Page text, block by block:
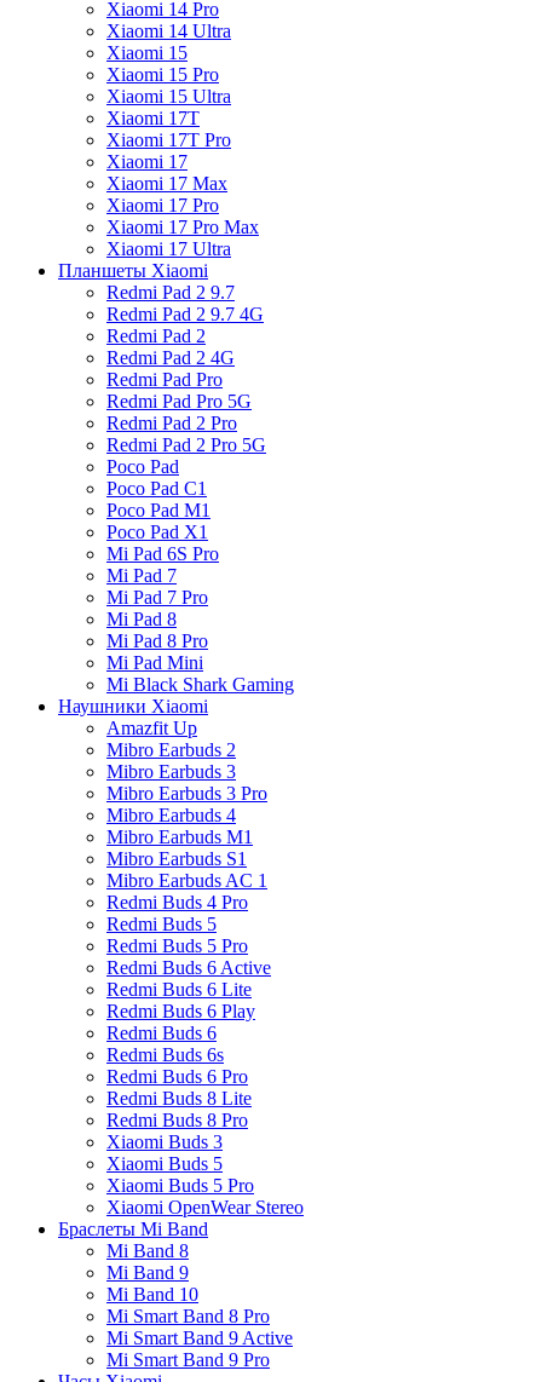
Xiaomi 14 Pro
Xiaomi 14 Ultra
Xiaomi 15
Xiaomi 15 Pro
Xiaomi 15 Ultra
Xiaomi 17T
Xiaomi 17T Pro
Xiaomi 17
Xiaomi 17 Max
Xiaomi 17 Pro
Xiaomi 17 Pro Max
Xiaomi 17 Ultra
Планшеты Xiaomi
Redmi Pad 2 9.7
Redmi Pad 2 9.7 4G
Redmi Pad 2
Redmi Pad 2 4G
Redmi Pad Pro
Redmi Pad Pro 5G
Redmi Pad 2 Pro
Redmi Pad 2 Pro 5G
Poco Pad
Poco Pad C1
Poco Pad M1
Poco Pad X1
Mi Pad 6S Pro
Mi Pad 7
Mi Pad 7 Pro
Mi Pad 8
Mi Pad 8 Pro
Mi Pad Mini
Mi Black Shark Gaming
Наушники Xiaomi
Amazfit Up
Mibro Earbuds 2
Mibro Earbuds 3
Mibro Earbuds 3 Pro
Mibro Earbuds 4
Mibro Earbuds M1
Mibro Earbuds S1
Mibro Earbuds AC 1
Redmi Buds 4 Pro
Redmi Buds 5
Redmi Buds 5 Pro
Redmi Buds 6 Active
Redmi Buds 6 Lite
Redmi Buds 6 Play
Redmi Buds 6
Redmi Buds 6s
Redmi Buds 6 Pro
Redmi Buds 8 Lite
Redmi Buds 8 Pro
Xiaomi Buds 3
Xiaomi Buds 5
Xiaomi Buds 5 Pro
Xiaomi OpenWear Stereo
Браслеты Mi Band
Mi Band 8
Mi Band 9
Mi Band 10
Mi Smart Band 8 Pro
Mi Smart Band 9 Active
Mi Smart Band 9 Pro